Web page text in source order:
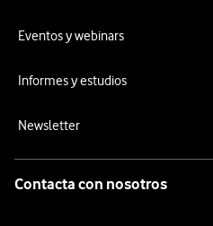
Eventos y webinars
Informes y estudios
Newsletter
Contacta con nosotros